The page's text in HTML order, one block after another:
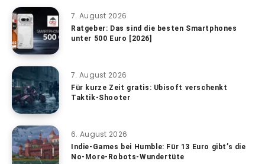
7. August 2026
Ratgeber: Das sind die besten Smartphones
unter 500 Euro [2026]
7. August 2026
Für kurze Zeit gratis: Ubisoft verschenkt
Taktik-Shooter
6. August 2026
Indie-Games bei Humble: Für 13 Euro gibt’s die
No-More-Robots-Wundertüte